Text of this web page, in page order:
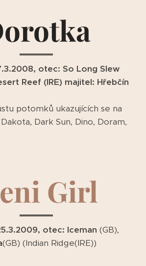
otec: So Long Slew
Reef (IRE) majitel: Hřebčín
potomků ukazujících se na
Dark Sun, Dino, Doram,
Girl
otec: Iceman (GB),
(GB) (Indian Ridge(IRE))